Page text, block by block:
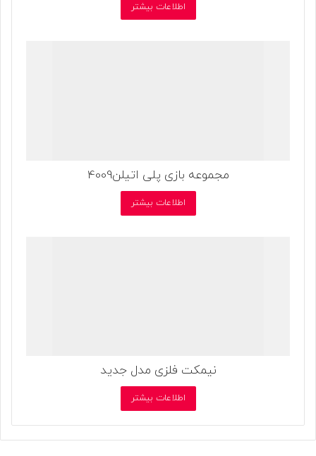
اطلاعات بیشتر
مجموعه بازی پلی اتیلن4009
اطلاعات بیشتر
نیمکت فلزی مدل جدید
اطلاعات بیشتر